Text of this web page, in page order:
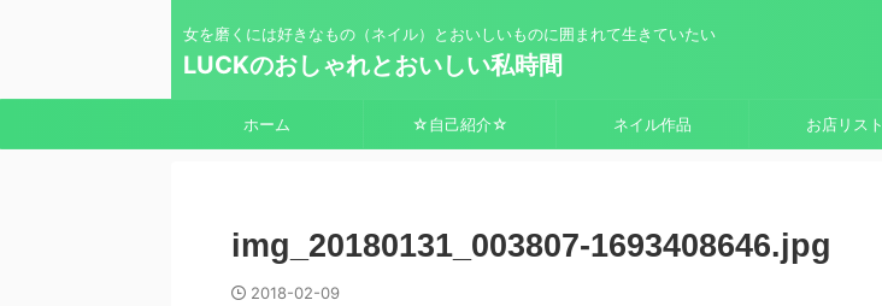
女を磨くには好きなもの（ネイル）とおいしいものに囲まれて生きていたい
LUCKのおしゃれとおいしい私時間
ホーム ☆自己紹介☆ ネイル作品 お店リスト
img_20180131_003807-1693408646.jpg
2018-02-09